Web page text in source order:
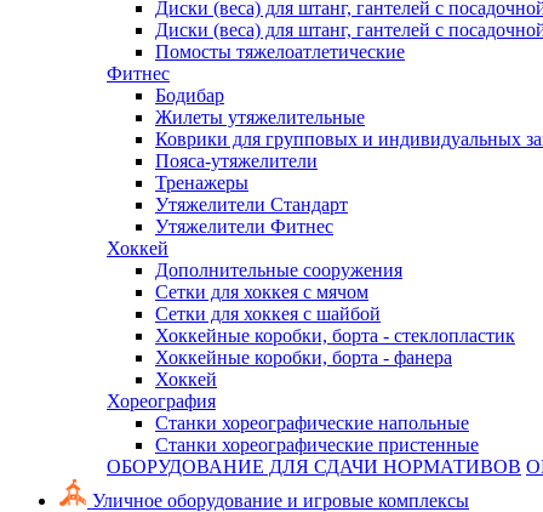
Диски (веса) для штанг, гантелей с
Диски (веса) для штанг, гантелей с
Помосты тяжелоатлетические
Фитнес
Бодибар
Жилеты утяжелительные
Коврики для групповых и индивидуальных
Пояса-утяжелители
Тренажеры
Утяжелители Стандарт
Утяжелители Фитнес
Хоккей
Дополнительные сооружения
Сетки для хоккея с мячом
Сетки для хоккея с шайбой
Хоккейные коробки, борта - стеклопластик
Хоккейные коробки, борта - фанера
Хоккей
Хореография
Станки хореографические напольные
Станки хореографические пристенные
ОБОРУДОВАНИЕ ДЛЯ СДАЧИ НОРМАТИВОВ
Уличное оборудование и игровые комплексы